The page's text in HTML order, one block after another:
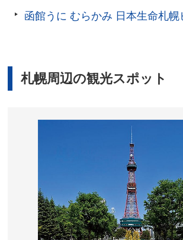
函館うに むらかみ 日本生命札幌
札幌周辺の観光スポット